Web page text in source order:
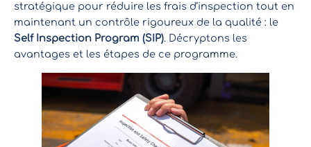
stratégique pour réduire les frais d’inspection tout en
maintenant un contrôle rigoureux de la qualité : le
Self Inspection Program (SIP). Décryptons les
avantages et les étapes de ce programme.